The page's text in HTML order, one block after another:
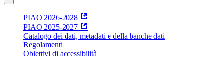
PIAO 2026-2028
PIAO 2025-2027
Catalogo dei dati, metadati e della banche dati
Regolamenti
Obiettivi di accessibilità